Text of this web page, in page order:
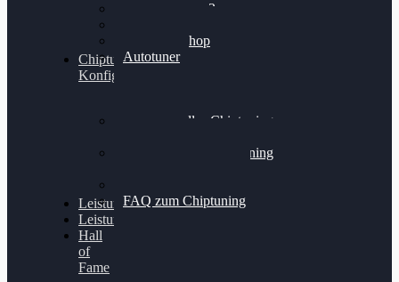
Alientech Kess3
Alientech Shop
Autotuner
Chiptuning
Konfigurator
Professionelles Chiptuning
Professionelles Chiptuning
FAQ zum Chiptuning
Leistungsmessung
Leistungsprüfstand
Hall
of
Fame